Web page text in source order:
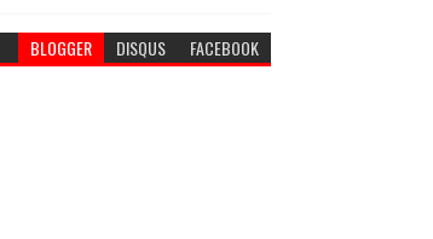
BLOGGER DISQUS FACEBOOK